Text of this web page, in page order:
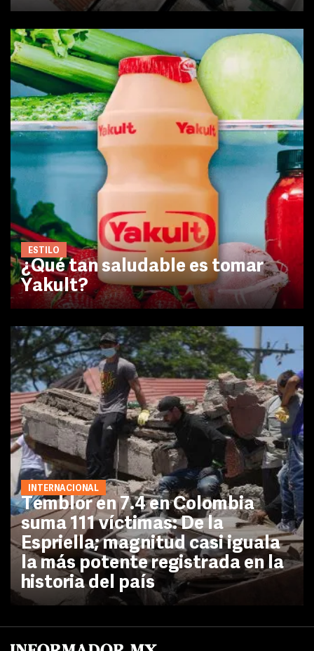
ESTILO
¿Qué tan saludable es tomar
Yakult?
INTERNACIONAL
Temblor en 7.4 en Colombia
suma 111 víctimas: De la
Espriella; magnitud casi iguala
la más potente registrada en la
historia del país